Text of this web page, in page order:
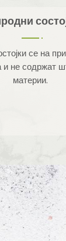
се на
и не содржат
материи.